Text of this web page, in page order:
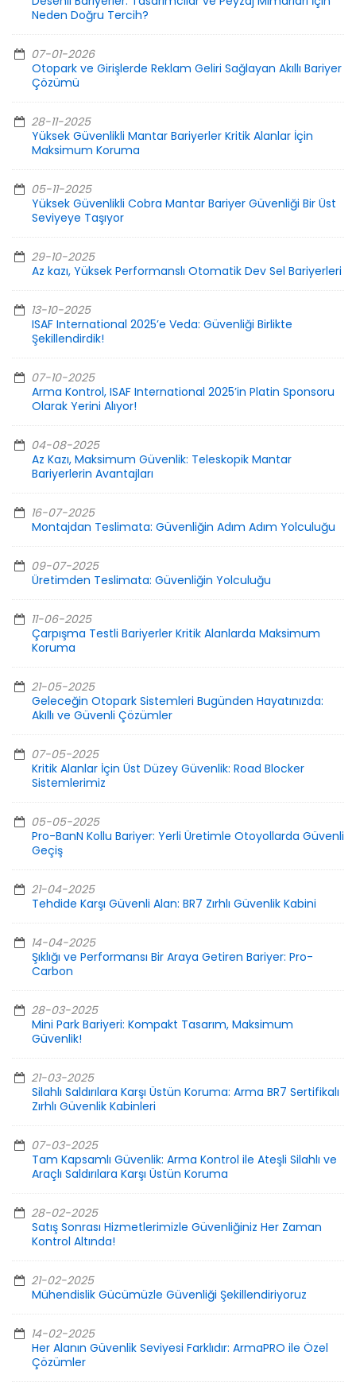
Neden Doğru Tercih?
07-01-2026
Otopark ve Girişlerde Reklam Geliri Sağlayan Akıllı Bariyer
Çözümü
28-11-2025
Yüksek Güvenlikli Mantar Bariyerler Kritik Alanlar İçin
Maksimum Koruma
05-11-2025
Yüksek Güvenlikli Cobra Mantar Bariyer Güvenliği Bir Üst
Seviyeye Taşıyor
29-10-2025
Az kazı, Yüksek Performanslı Otomatik Dev Sel Bariyerleri
13-10-2025
ISAF International 2025’e Veda: Güvenliği Birlikte
Şekillendirdik!
07-10-2025
Arma Kontrol, ISAF International 2025’in Platin Sponsoru
Olarak Yerini Alıyor!
04-08-2025
Az Kazı, Maksimum Güvenlik: Teleskopik Mantar
Bariyerlerin Avantajları
16-07-2025
Montajdan Teslimata: Güvenliğin Adım Adım Yolculuğu
09-07-2025
Üretimden Teslimata: Güvenliğin Yolculuğu
11-06-2025
Çarpışma Testli Bariyerler Kritik Alanlarda Maksimum
Koruma
21-05-2025
Geleceğin Otopark Sistemleri Bugünden Hayatınızda:
Akıllı ve Güvenli Çözümler
07-05-2025
Kritik Alanlar İçin Üst Düzey Güvenlik: Road Blocker
Sistemlerimiz
05-05-2025
Pro-BanN Kollu Bariyer: Yerli Üretimle Otoyollarda Güvenli
Geçiş
21-04-2025
Tehdide Karşı Güvenli Alan: BR7 Zırhlı Güvenlik Kabini
14-04-2025
Şıklığı ve Performansı Bir Araya Getiren Bariyer: Pro-
Carbon
28-03-2025
Mini Park Bariyeri: Kompakt Tasarım, Maksimum
Güvenlik!
21-03-2025
Silahlı Saldırılara Karşı Üstün Koruma: Arma BR7 Sertifikalı
Zırhlı Güvenlik Kabinleri
07-03-2025
Tam Kapsamlı Güvenlik: Arma Kontrol ile Ateşli Silahlı ve
Araçlı Saldırılara Karşı Üstün Koruma
28-02-2025
Satış Sonrası Hizmetlerimizle Güvenliğiniz Her Zaman
Kontrol Altında!
21-02-2025
Mühendislik Gücümüzle Güvenliği Şekillendiriyoruz
14-02-2025
Her Alanın Güvenlik Seviyesi Farklıdır: ArmaPRO ile Özel
Çözümler